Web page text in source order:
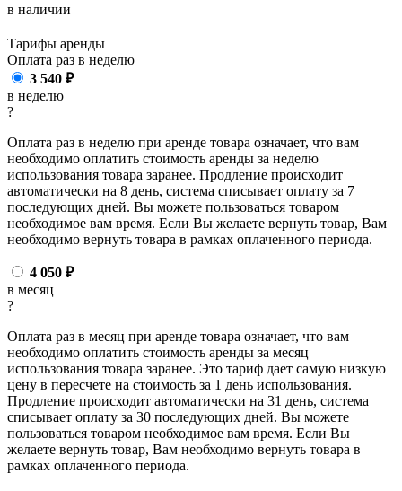
в наличии
Тарифы аренды
Оплата раз в неделю
3 540 ₽
в неделю
?
Оплата раз в неделю при аренде товара означает, что вам
необходимо оплатить стоимость аренды за неделю
использования товара заранее. Продление происходит
автоматически на 8 день, система списывает оплату за 7
последующих дней. Вы можете пользоваться товаром
необходимое вам время. Если Вы желаете вернуть товар, Вам
необходимо вернуть товара в рамках оплаченного периода.
4 050 ₽
в месяц
?
Оплата раз в месяц при аренде товара означает, что вам
необходимо оплатить стоимость аренды за месяц
использования товара заранее. Это тариф дает самую низкую
цену в пересчете на стоимость за 1 день использования.
Продление происходит автоматически на 31 день, система
списывает оплату за 30 последующих дней. Вы можете
пользоваться товаром необходимое вам время. Если Вы
желаете вернуть товар, Вам необходимо вернуть товара в
рамках оплаченного периода.